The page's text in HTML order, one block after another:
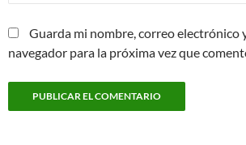
Guarda mi nombre, correo electrónico
navegador para la próxima vez que